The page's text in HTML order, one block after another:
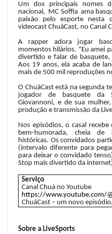
Um dos principais nomes
nacional, MC Soffia ama
paixão pelo esporte nesta
videocast ChuáCast, no Canal
A rapper adora jogar
momentos hilários. "Eu amei
divertido e falar de
Aos 19 anos, ela acaba de
mais de 500 mil reproduções
O ChuáCast está na segunda
jogador de basquete da
Giovannoni, e de sua
produção e transmissão da
Nos episódios, o casal
bem-humorada, cheia de
históricas. Os convidados
(intervalo diferente para
para deixar o convidado
Stop mais divertido da
Serviço
Canal Chuá no Youtube
https://www.youtube.com/
ChuáCast – um novo
Sobre a LiveSports